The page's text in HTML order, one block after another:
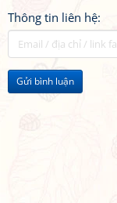
Thông tin liên hệ:
Gửi bình luận